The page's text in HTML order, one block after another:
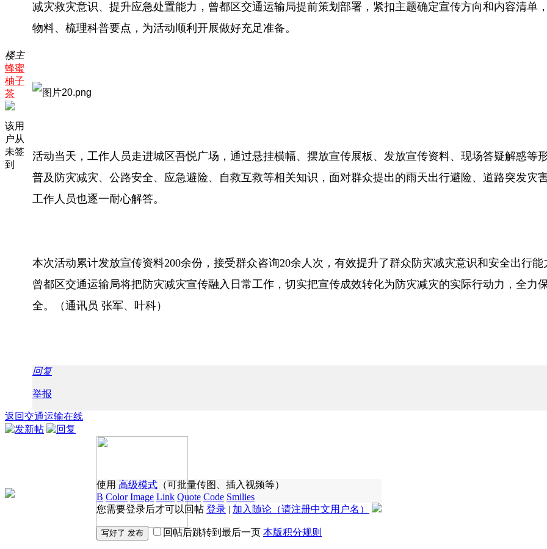
楼主
蜂蜜
柚子
茶
该用
户从
未签
到
减灾救灾意识、提升应急处置能力，曾都区交通运输局提前策划部署，紧扣主题确定宣传方向和内容清单
物料、梳理科普要点，为活动顺利开展做好充足准备。
活动当天，工作人员走进城区吾悦广场，通过悬挂横幅、摆放宣传展板、发放宣传资料、现场答疑解惑等
普及防灾减灾、公路安全、应急避险、自救互救等相关知识，面对群众提出的雨天出行避险、道路突发灾
工作人员也逐一耐心解答。
本次活动累计发放宣传资料200余份，接受群众咨询20余人次，有效提升了群众防灾减灾意识和安全出行
曾都区交通运输局将把防灾减灾宣传融入日常工作，切实把宣传成效转化为防灾减灾的实际行动力，全力
全。（通讯员 张军、叶科）
回复
举报
返回交通运输在线
使用 高级模式 （可批量传图、插入视频等）
B Color Image Link Quote Code Smilies
您需要登录后才可以回帖 登录 | 加入随论（请注册中文用户名）
回帖后跳转到最后一页 本版积分规则